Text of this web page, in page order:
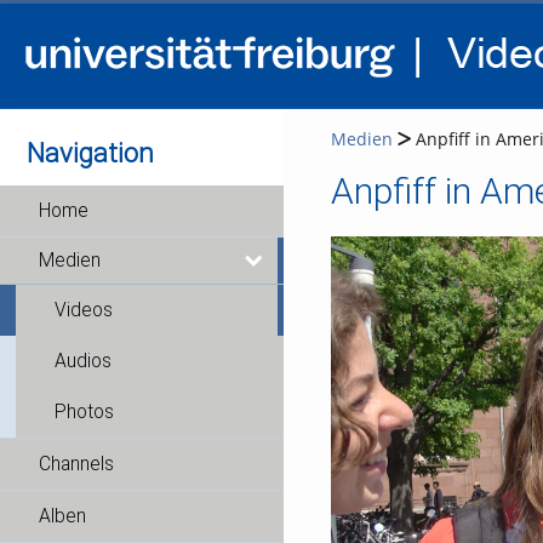
Navigation
Home
Medien
Videos
Audios
Photos
Channels
Alben
Medien Anpfiff in
Anpfiff in